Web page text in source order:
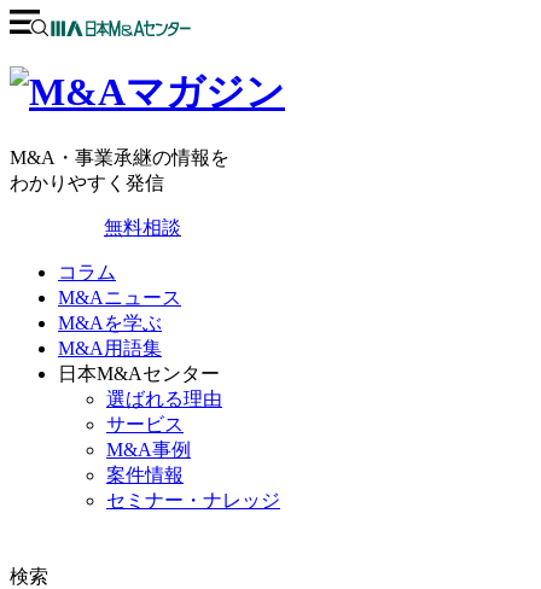
M&A・事業承継の情報を
わかりやすく発信
無料相談
コラム
M&Aニュース
M&Aを学ぶ
M&A用語集
日本M&Aセンター
選ばれる理由
サービス
M&A事例
案件情報
セミナー・ナレッジ
検索